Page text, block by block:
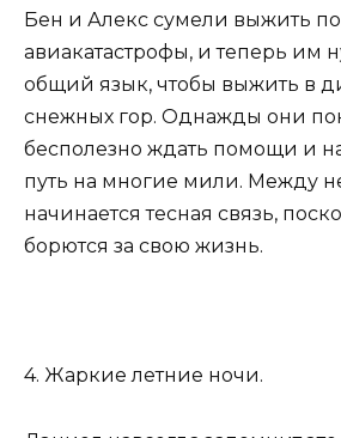
Бен и Алекс сумели выжить
авиакатастрофы, и теперь им
общий язык, чтобы выжить в
снежных гор. Однажды они
бесполезно ждать помощи и
путь на многие мили. Между
начинается тесная связь,
борются за свою жизнь.
4. Жаркие летние ночи.